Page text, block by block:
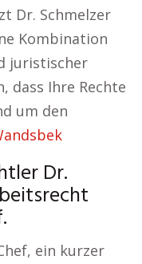
Dr. Schmelzer
Kombination
juristischer
dass Ihre Rechte
um den
Dr.
ein kurzer